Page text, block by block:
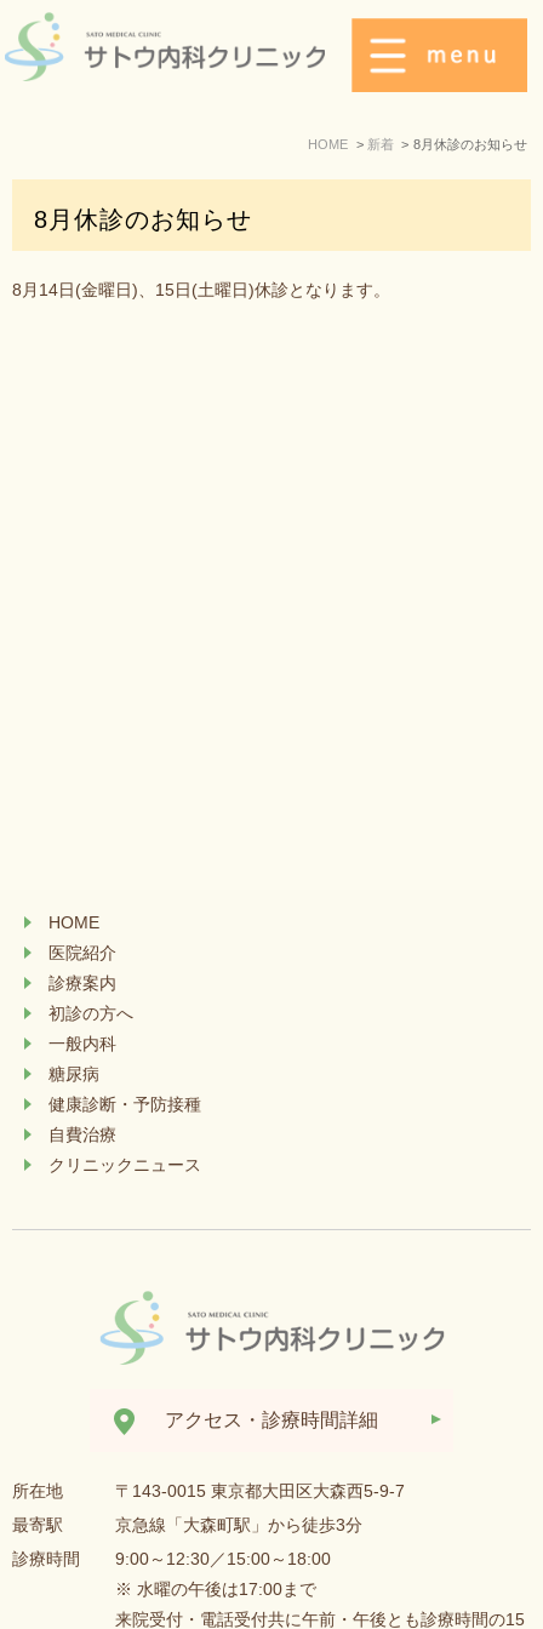
HOME 新着 8月休診のお知らせ
8月休診のお知らせ
8月14日(金曜日)、15日(土曜日)休診となります。
HOME
医院紹介
診療案内
初診の方へ
一般内科
糖尿病
健康診断・予防接種
自費治療
クリニックニュース
アクセス・診療時間詳細
所在地
〒143-0015 東京都大田区大森西5-9-7
最寄駅
京急線「大森町駅」から徒歩3分
診療時間
9:00～12:30／15:00～18:00
※ 水曜の午後は17:00まで
来院受付・電話受付共に午前・午後とも診療時間の15